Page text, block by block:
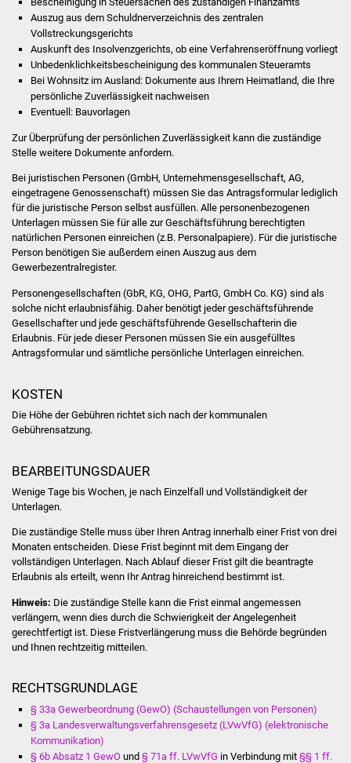
Veranstaltungen
Stadtfest
Ostermarkt
Stadtbücherei
Stadtarchiv
Zehntscheuer
Bürgerhaus
Kulturhalle
Selbsteintrag Vereine
Erlebnisregion
Schwäbischer Albtrauf
Route der
Industriekultur
Senioren
Auszug aus dem Schuldnerverzeichnis des zentralen
Vollstreckungsgerichts
Auskunft des Insolvenzgerichts, ob eine Verfahrenseröffnung vorliegt
Unbedenklichkeitsbescheinigung des kommunalen Steueramts
Bei Wohnsitz im Ausland: Dokumente aus Ihrem Heimatland, die Ihre
persönliche Zuverlässigkeit nachweisen
Eventuell: Bauvorlagen
Zur Überprüfung der persönlichen Zuverlässigkeit kann die zuständige
Stelle weitere Dokumente anfordern.
Bei juristischen Personen (GmbH, Unternehmensgesellschaft, AG,
eingetragene Genossenschaft) müssen Sie das Antragsformular lediglich
für die juristische Person selbst ausfüllen. Alle personenbezogenen
Unterlagen müssen Sie für alle zur Geschäftsführung berechtigten
natürlichen Personen einreichen (z.B. Personalpapiere). Für die juristische
Person benötigen Sie außerdem einen Auszug aus dem
Gewerbezentralregister.
Personengesellschaften (GbR, KG, OHG, PartG, GmbH Co. KG) sind als
solche nicht erlaubnisfähig. Daher benötigt jeder geschäftsführende
Gesellschafter und jede geschäftsführende Gesellschafterin die
Erlaubnis. Für jede dieser Personen müssen Sie ein ausgefülltes
Antragsformular und sämtliche persönliche Unterlagen einreichen.
KOSTEN
Die Höhe der Gebühren richtet sich nach der kommunalen
Gebührensatzung.
BEARBEITUNGSDAUER
Wenige Tage bis Wochen, je nach Einzelfall und Vollständigkeit der
Unterlagen.
Die zuständige Stelle muss über Ihren Antrag innerhalb einer Frist von drei
Monaten entscheiden. Diese Frist beginnt mit dem Eingang der
vollständigen Unterlagen. Nach Ablauf dieser Frist gilt die beantragte
Erlaubnis als erteilt, wenn Ihr Antrag hinreichend bestimmt ist.
Hinweis: Die zuständige Stelle kann die Frist einmal angemessen
verlängern, wenn dies durch die Schwierigkeit der Angelegenheit
gerechtfertigt ist. Diese Fristverlängerung muss die Behörde begründen
und Ihnen rechtzeitig mitteilen.
RECHTSGRUNDLAGE
§ 33a Gewerbeordnung (GewO) (Schaustellungen von Personen)
§ 3a Landesverwaltungsverfahrensgesetz (LVwVfG) (elektronische
Kommunikation)
§ 6b Absatz 1 GewOund § 71a ff. LVwVfG in Verbindung mit §§ 1 ff.